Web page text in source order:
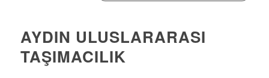
AYDIN ULUSLARARASI
TAŞIMACILIK